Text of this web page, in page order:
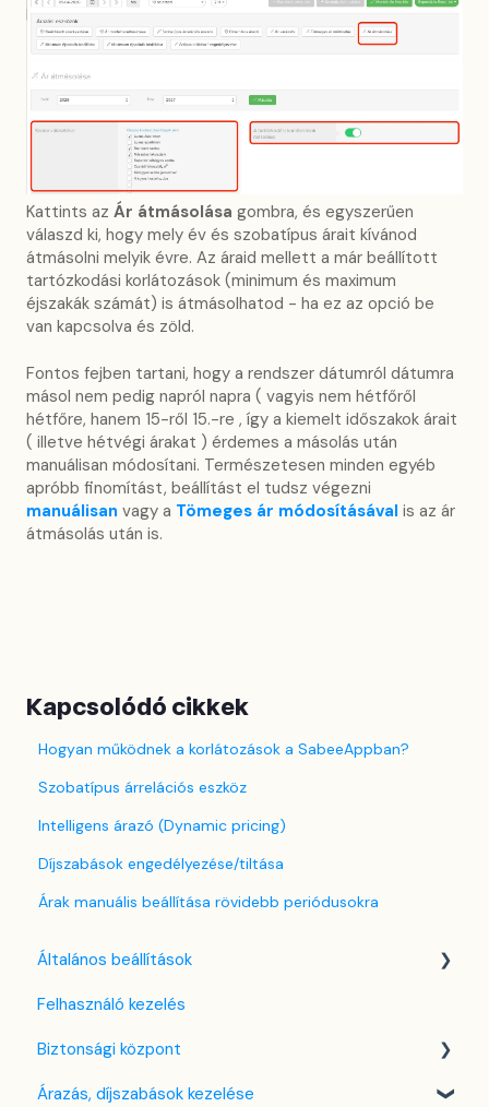
Kattints az Ár átmásolása gombra, és egyszerűen
válaszd ki, hogy mely év és szobatípus árait kívánod
átmásolni melyik évre. Az áraid mellett a már beállított
tartózkodási korlátozások (minimum és maximum
éjszakák számát) is átmásolhatod - ha ez az opció be
van kapcsolva és zöld.
Fontos fejben tartani, hogy a rendszer dátumról dátumra
másol nem pedig napról napra ( vagyis nem hétfőről
hétfőre, hanem 15-ről 15.-re , így a kiemelt időszakok árait
( illetve hétvégi árakat ) érdemes a másolás után
manuálisan módosítani. Természetesen minden egyéb
apróbb finomítást, beállítást el tudsz végezni
manuálisan vagy a Tömeges ár módosításával is az ár
átmásolás után is.
Kapcsolódó cikkek
Hogyan működnek a korlátozások a SabeeAppban?
Szobatípus árrelációs eszköz
Intelligens árazó (Dynamic pricing)
Díjszabások engedélyezése/tiltása
Árak manuális beállítása rövidebb periódusokra
Általános beállítások
Nyelv beállítások
Cég / Szálláshely beállítások
Adó beállítások
Felhasználó kezelés
Biztonsági központ
Kulcsfájl kezelés
Árazás, díjszabások kezelése